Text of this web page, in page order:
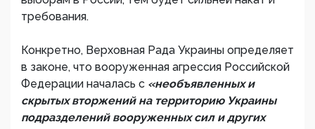
требования.
Конкретно, Верховная Рада Украины определяет
в законе, что вооруженная агрессия Российской
Федерации началась с «необъявленных и
скрытых вторжений на территорию Украины
подразделений вооруженных сил и других